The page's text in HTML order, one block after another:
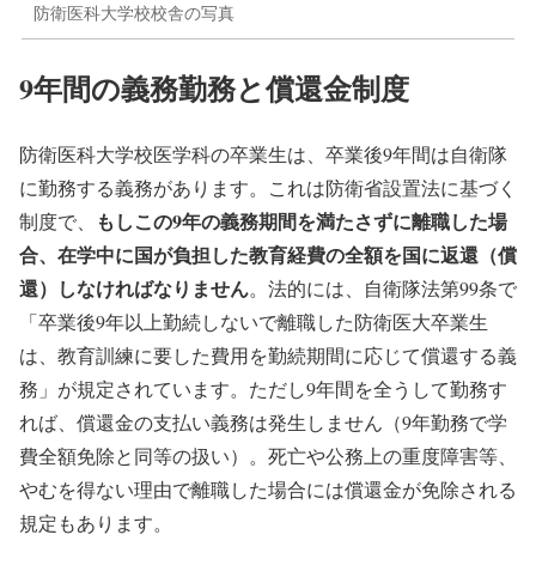
防衛医科大学校校舎の写真
9年間の義務勤務と償還金制度
防衛医科大学校医学科の卒業生は、卒業後9年間は自衛隊
に勤務する義務があります。これは防衛省設置法に基づく
制度で、
もしこの9年の義務期間を満たさずに離職した場
合、在学中に国が負担した教育経費の全額を国に返還（償
還）しなければなりません。法的には、自衛隊法第99条で
「卒業後9年以上勤続しないで離職した防衛医大卒業生
は、教育訓練に要した費用を勤続期間に応じて償還する義
務」が規定されています。ただし9年間を全うして勤務す
れば、償還金の支払い義務は発生しません（9年勤務で学
費全額免除と同等の扱い）。死亡や公務上の重度障害等、
やむを得ない理由で離職した場合には償還金が免除される
規定もあります。